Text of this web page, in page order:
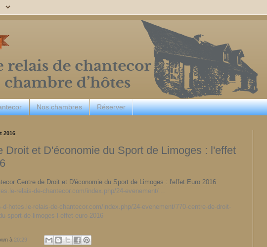
Nos chambres Réserver
2016
Droit et D'économie du Sport de Limoges : l'effet
Centre de Droit et D'économie du Sport de Limoges : l'effet Euro 2016
relais-de-chantecor.com/index.php/24-evenement/…
d-hotes.le-relais-de-chantecor.com/index.php/24-evenement/770-centre-de-droit-
sport-de-limoges-l-effet-euro-2016
à 20:29